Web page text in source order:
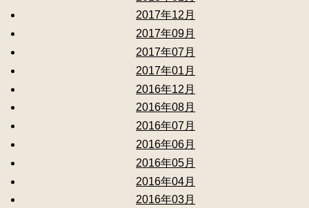
2017年12月
2017年09月
2017年07月
2017年01月
2016年12月
2016年08月
2016年07月
2016年06月
2016年05月
2016年04月
2016年03月